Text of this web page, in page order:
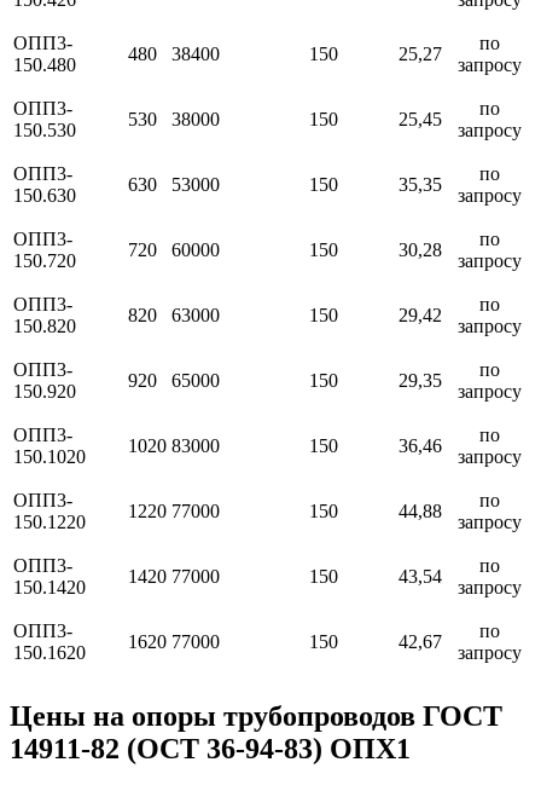
ОПП3-
150.480
480 38400 150 25,27
по
запросу
ОПП3-
150.530
530 38000 150 25,45
по
запросу
ОПП3-
150.630
630 53000 150 35,35
по
запросу
ОПП3-
150.720
720 60000 150 30,28
по
запросу
ОПП3-
150.820
820 63000 150 29,42
по
запросу
ОПП3-
150.920
920 65000 150 29,35
по
запросу
ОПП3-
150.1020
1020 83000 150 36,46
по
запросу
ОПП3-
150.1220
1220 77000 150 44,88
по
запросу
ОПП3-
150.1420
1420 77000 150 43,54
по
запросу
ОПП3-
150.1620
1620 77000 150 42,67
по
запросу
Цены на опоры трубопроводов ГОСТ
14911-82 (ОСТ 36-94-83) ОПХ1